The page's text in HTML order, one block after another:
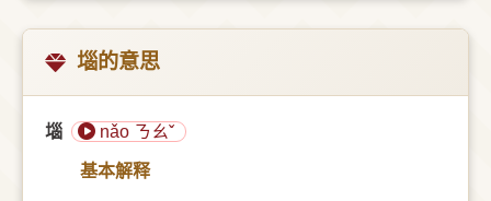
堖的意思
堖 nǎo ㄋㄠˇ
基本解释